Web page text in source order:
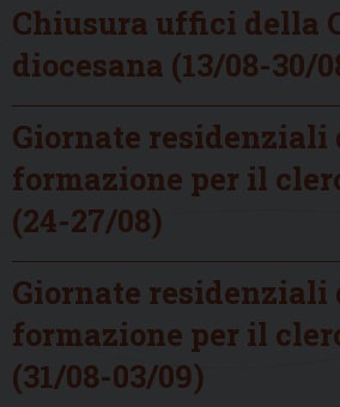
Chiusura uffici della
diocesana (13/08-30/
Giornate residenziali
formazione per il
(24-27/08)
Giornate residenziali
formazione per il
(31/08-03/09)